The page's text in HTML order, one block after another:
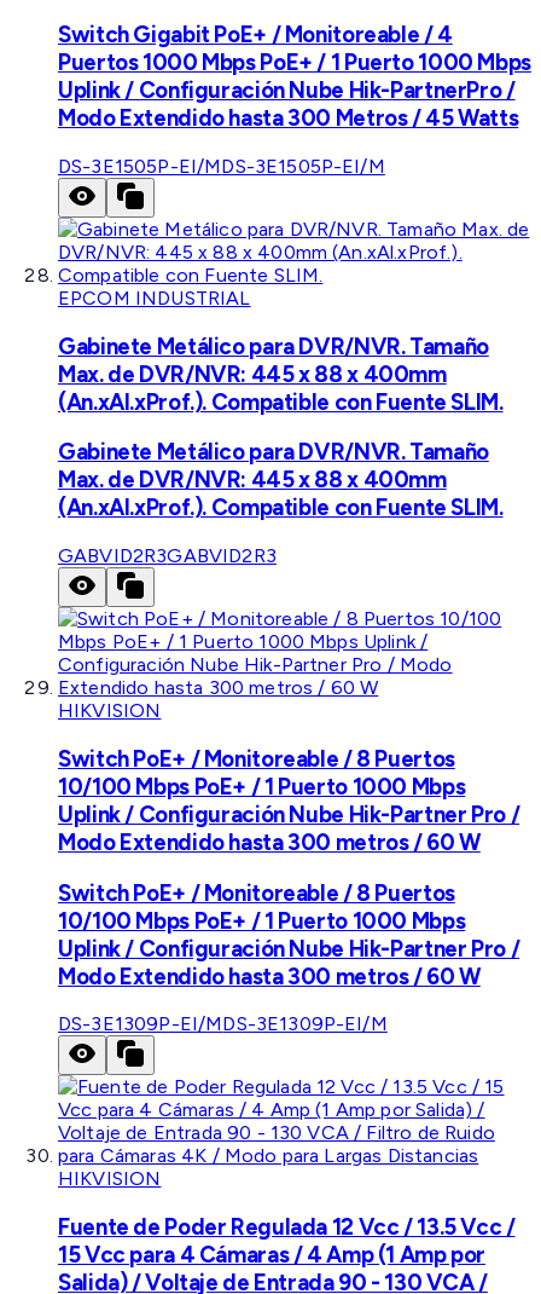
Switch Gigabit PoE+ / Monitoreable / 4
Puertos 1000 Mbps PoE+ / 1 Puerto 1000 Mbps
Uplink / Configuración Nube Hik-PartnerPro /
Modo Extendido hasta 300 Metros / 45 Watts
DS-3E1505P-EI/MDS-3E1505P-EI/M
EPCOM INDUSTRIAL
Gabinete Metálico para DVR/NVR. Tamaño
Max. de DVR/NVR: 445 x 88 x 400mm
(An.xAl.xProf.). Compatible con Fuente SLIM.
Gabinete Metálico para DVR/NVR. Tamaño
Max. de DVR/NVR: 445 x 88 x 400mm
(An.xAl.xProf.). Compatible con Fuente SLIM.
GABVID2R3GABVID2R3
HIKVISION
Switch PoE+ / Monitoreable / 8 Puertos
10/100 Mbps PoE+ / 1 Puerto 1000 Mbps
Uplink / Configuración Nube Hik-Partner Pro /
Modo Extendido hasta 300 metros / 60 W
Switch PoE+ / Monitoreable / 8 Puertos
10/100 Mbps PoE+ / 1 Puerto 1000 Mbps
Uplink / Configuración Nube Hik-Partner Pro /
Modo Extendido hasta 300 metros / 60 W
DS-3E1309P-EI/MDS-3E1309P-EI/M
HIKVISION
Fuente de Poder Regulada 12 Vcc / 13.5 Vcc /
15 Vcc para 4 Cámaras / 4 Amp (1 Amp por
Salida) / Voltaje de Entrada 90 - 130 VCA /